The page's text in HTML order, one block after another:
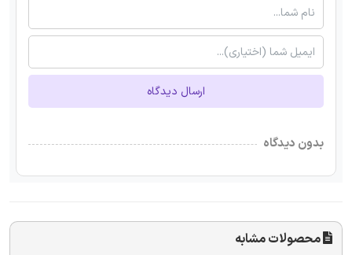
ارسال دیدگاه
بدون دیدگاه
محصولات مشابه